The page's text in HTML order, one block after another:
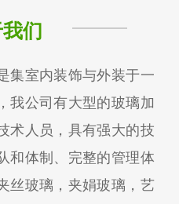
们
集室内装饰与外装于一
我公司有大型的玻璃加
术人员，具有强大的技
和体制、完整的管理体
丝玻璃，夹娟玻璃，艺